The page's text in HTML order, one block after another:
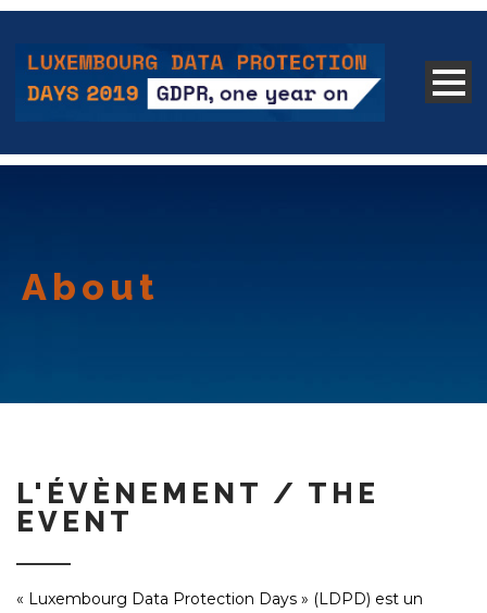
About
L'ÉVÈNEMENT / THE
EVENT
« Luxembourg Data Protection Days » (LDPD) est un